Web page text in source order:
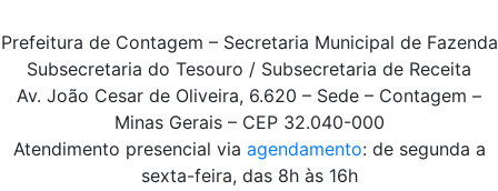
Prefeitura de Contagem – Secretaria Municipal de Fazenda
Subsecretaria do Tesouro / Subsecretaria de Receita
Av. João Cesar de Oliveira, 6.620 – Sede – Contagem –
Minas Gerais – CEP 32.040-000
Atendimento presencial via agendamento: de segunda a
sexta-feira, das 8h às 16h